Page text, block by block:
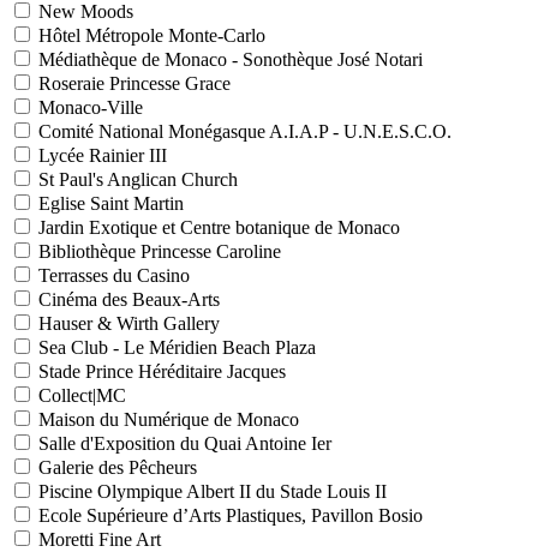
New Moods
Hôtel Métropole Monte-Carlo
Médiathèque de Monaco - Sonothèque José Notari
Roseraie Princesse Grace
Monaco-Ville
Comité National Monégasque A.I.A.P - U.N.E.S.C.O.
Lycée Rainier III
St Paul's Anglican Church
Eglise Saint Martin
Jardin Exotique et Centre botanique de Monaco
Bibliothèque Princesse Caroline
Terrasses du Casino
Cinéma des Beaux-Arts
Hauser & Wirth Gallery
Sea Club - Le Méridien Beach Plaza
Stade Prince Héréditaire Jacques
Collect|MC
Maison du Numérique de Monaco
Salle d'Exposition du Quai Antoine Ier
Galerie des Pêcheurs
Piscine Olympique Albert II du Stade Louis II
Ecole Supérieure d’Arts Plastiques, Pavillon Bosio
Moretti Fine Art